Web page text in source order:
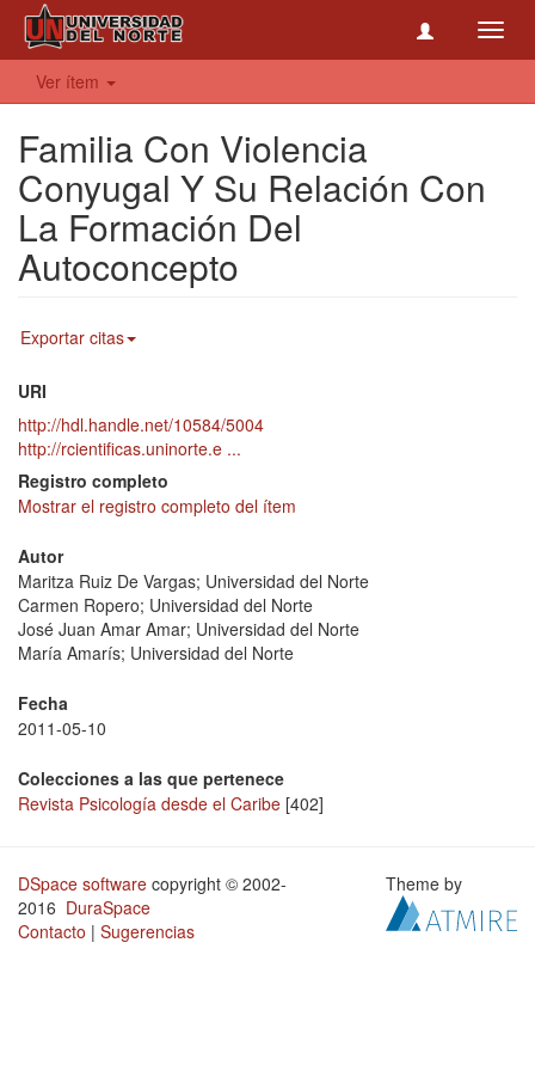
Ver ítem
Familia Con Violencia
Conyugal Y Su Relación Con
La Formación Del
Autoconcepto
Exportar citas
URI
http://hdl.handle.net/10584/5004
http://rcientificas.uninorte.e ...
Registro completo
Mostrar el registro completo del ítem
Autor
Maritza Ruiz De Vargas; Universidad del Norte
Carmen Ropero; Universidad del Norte
José Juan Amar Amar; Universidad del Norte
María Amarís; Universidad del Norte
Fecha
2011-05-10
Colecciones a las que pertenece
Revista Psicología desde el Caribe [402]
DSpace software copyright © 2002-
2016 DuraSpace
Contacto | Sugerencias
Theme by